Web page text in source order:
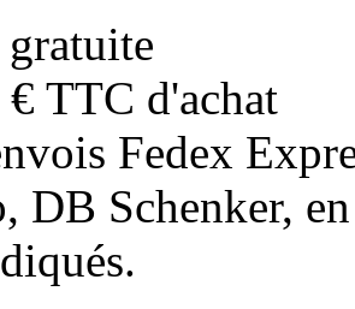
€ TTC d'achat
Fedex
DB Schenker,